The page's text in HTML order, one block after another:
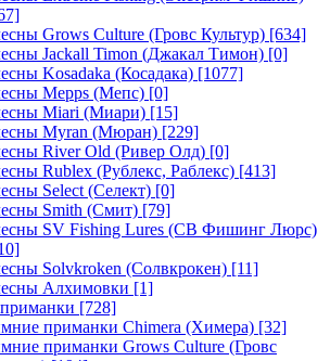
Grows Culture (Гровс Культур) [634]
Jackall Timon (Джакал Тимон) [0]
Kosadaka (Косадака) [1077]
Mepps (Мепс) [0]
Miari (Миари) [15]
Myran (Мюран) [229]
River Old (Ривер Олд) [0]
Rublex (Рублекс, Раблекс) [413]
Select (Селект) [0]
Smith (Смит) [79]
SV Fishing Lures (СВ Фишинг Люрс)
Solvkroken (Солвкрокен) [11]
Алхимовки [1]
[728]
приманки Chimera (Химера) [32]
приманки Grows Culture (Гровс